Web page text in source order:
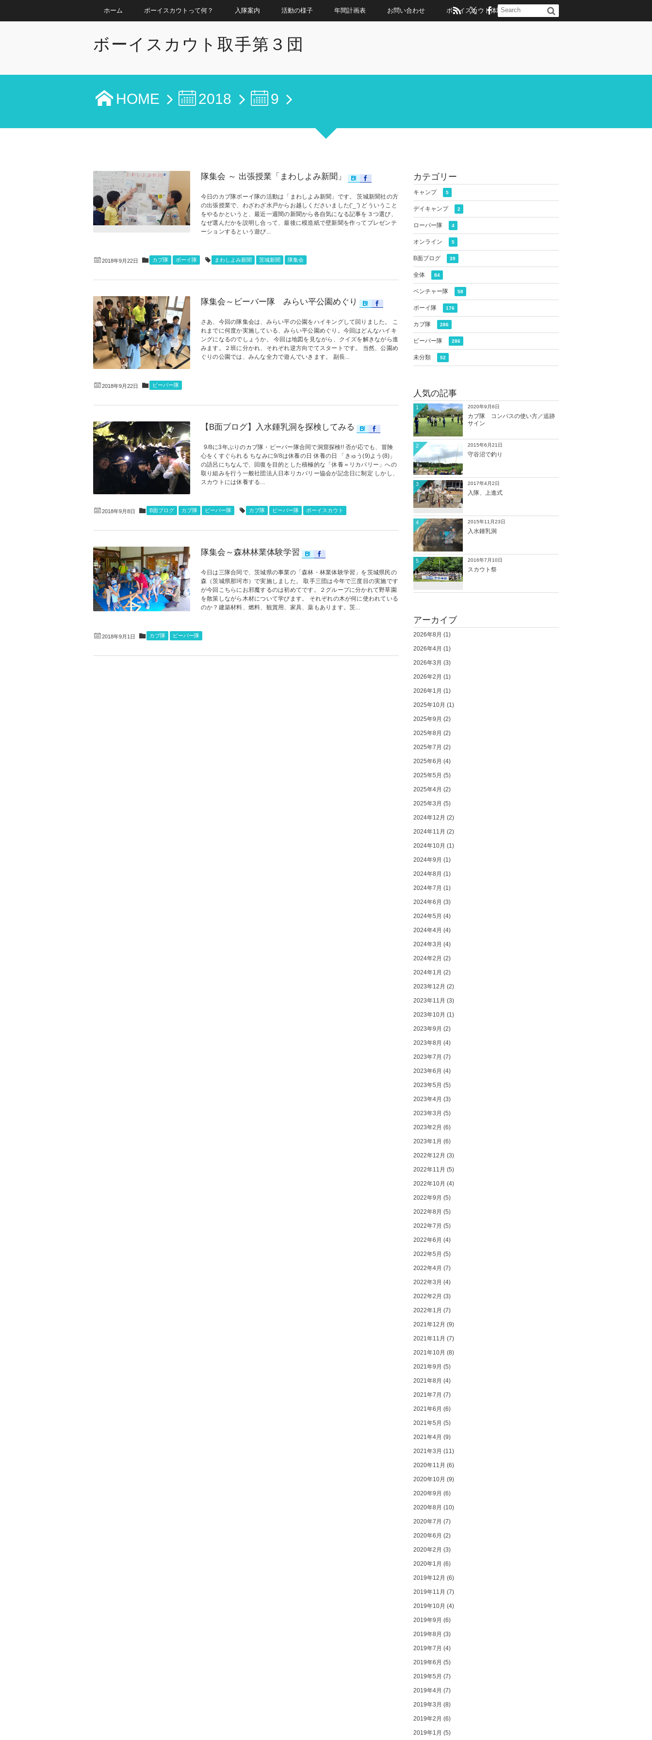
ホーム ボーイスカウトって何？ 入隊案内 活動の様子 年間計画表 お問い合わせ ボーイスカウト体験のお問い合わせ
ボーイスカウト取手第３団
HOME 2018 9
隊集会 ～ 出張授業「まわしよみ新聞」
今日のカブ隊ボーイ隊の活動は「まわしよみ新聞」です。 茨城新聞社の方
の出張授業で、わざわざ水戸からお越しくださいました(‘_’) どういうこと
をやるかというと、最近一週間の新聞から各自気になる記事を３つ選び、
なぜ選んだかを説明し合って、最後に模造紙で壁新聞を作ってプレゼンテ
ーションするという遊び...
2018年9月22日 カブ隊 ボーイ隊 まわしよみ新聞 茨城新聞 隊集会
隊集会～ビーバー隊 みらい平公園めぐり
さあ、今回の隊集会は、みらい平の公園をハイキングして回りました。 こ
れまでに何度か実施している、みらい平公園めぐり。今回はどんなハイキ
ングになるのでしょうか。 今回は地図を見ながら、クイズを解きながら進
みます。２班に分かれ、それぞれ逆方向でてスタートです。 当然、公園め
ぐりの公園では、みんな全力で遊んでいきます。 副長...
2018年9月22日 ビーバー隊
【B面ブログ】入水鍾乳洞を探検してみる
9/8に3年ぶりのカブ隊・ビーバー隊合同で洞窟探検!! 否が応でも、冒険
心をくすぐられる ちなみに9/8は休養の日 休養の日 「きゅう(9)よう(8)」
の語呂にちなんで、回復を目的とした積極的な「休養＝リカバリー」への
取り組みを行う一般社団法人日本リカバリー協会が記念日に制定 しかし、
スカウトには休養する...
2018年9月8日 B面ブログ カブ隊 ビーバー隊 カブ隊 ビーバー隊 ボーイスカウト
隊集会～森林林業体験学習
今日は三隊合同で、茨城県の事業の「森林・林業体験学習」を茨城県民の
森（茨城県那珂市）で実施しました。 取手三団は今年で三度目の実施です
が今回こちらにお邪魔するのは初めてです。２グループに分かれて野草園
を散策しながら木材について学びます。 それぞれの木が何に使われている
のか？建築材料、燃料、観賞用、家具、薬もあります。茨...
2018年9月1日 カブ隊 ビーバー隊
カテゴリー
キャンプ 5
デイキャンプ 2
ローバー隊 4
オンライン 5
B面ブログ 39
全体 84
ベンチャー隊 58
ボーイ隊 176
カブ隊 286
ビーバー隊 286
未分類 52
人気の記事
2020年9月6日
カブ隊 コンパスの使い方／追跡
サイン
1
2015年6月21日
守谷沼で釣り
2
2017年4月2日
入隊、上進式
3
2015年11月23日
入水鍾乳洞
4
2016年7月10日
スカウト祭
5
アーカイブ
2026年8月 (1)
2026年4月 (1)
2026年3月 (3)
2026年2月 (1)
2026年1月 (1)
2025年10月 (1)
2025年9月 (2)
2025年8月 (2)
2025年7月 (2)
2025年6月 (4)
2025年5月 (5)
2025年4月 (2)
2025年3月 (5)
2024年12月 (2)
2024年11月 (2)
2024年10月 (1)
2024年9月 (1)
2024年8月 (1)
2024年7月 (1)
2024年6月 (3)
2024年5月 (4)
2024年4月 (4)
2024年3月 (4)
2024年2月 (2)
2024年1月 (2)
2023年12月 (2)
2023年11月 (3)
2023年10月 (1)
2023年9月 (2)
2023年8月 (4)
2023年7月 (7)
2023年6月 (4)
2023年5月 (5)
2023年4月 (3)
2023年3月 (5)
2023年2月 (6)
2023年1月 (6)
2022年12月 (3)
2022年11月 (5)
2022年10月 (4)
2022年9月 (5)
2022年8月 (5)
2022年7月 (5)
2022年6月 (4)
2022年5月 (5)
2022年4月 (7)
2022年3月 (4)
2022年2月 (3)
2022年1月 (7)
2021年12月 (9)
2021年11月 (7)
2021年10月 (8)
2021年9月 (5)
2021年8月 (4)
2021年7月 (7)
2021年6月 (6)
2021年5月 (5)
2021年4月 (9)
2021年3月 (11)
2020年11月 (6)
2020年10月 (9)
2020年9月 (6)
2020年8月 (10)
2020年7月 (7)
2020年6月 (2)
2020年2月 (3)
2020年1月 (6)
2019年12月 (6)
2019年11月 (7)
2019年10月 (4)
2019年9月 (6)
2019年8月 (3)
2019年7月 (4)
2019年6月 (5)
2019年5月 (7)
2019年4月 (7)
2019年3月 (8)
2019年2月 (6)
2019年1月 (5)